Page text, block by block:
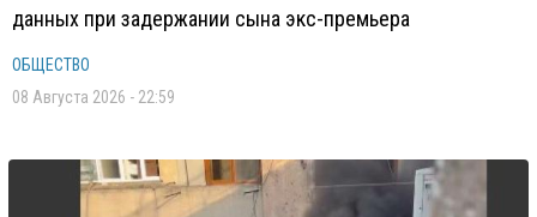
данных при задержании сына экс-премьера
ОБЩЕСТВО
08 Августа 2026 - 22:59